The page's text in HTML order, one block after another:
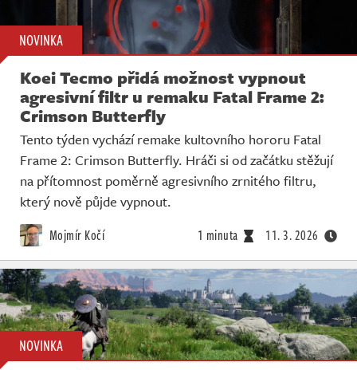
NOVINKA
Koei Tecmo přidá možnost vypnout
agresivní filtr u remaku Fatal Frame 2:
Crimson Butterfly
Tento týden vychází remake kultovního hororu Fatal
Frame 2: Crimson Butterfly. Hráči si od začátku stěžují
na přítomnost poměrně agresivního zrnitého filtru,
který nově půjde vypnout.
Mojmír Kočí 1 minuta 11. 3. 2026
NOVINKA